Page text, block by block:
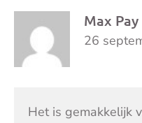
Max Pay
26
Het is gemakkelijk